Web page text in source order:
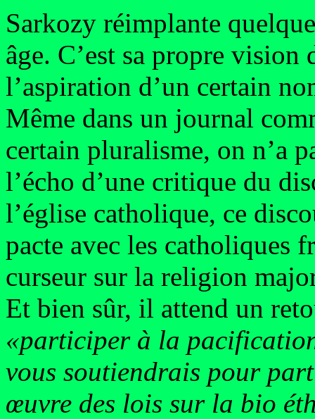
Sarkozy réimplante
âge. C’est sa propre vision
l’aspiration d’un certain
Même dans un journal
certain pluralisme, on n’a
l’écho d’une critique du
l’église catholique, ce
pacte avec les catholiques
curseur sur la religion
Et bien sûr, il attend un
«participer à la
vous soutiendrais pour
œuvre des lois sur la bio